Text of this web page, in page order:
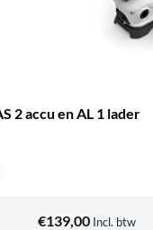
2 accu en AL 1 lader
€139,00 Incl. btw